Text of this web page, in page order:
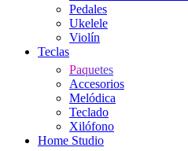
Pedales
Ukelele
Violín
Teclas
Paquetes
Accesorios
Melódica
Teclado
Xilófono
Home Studio